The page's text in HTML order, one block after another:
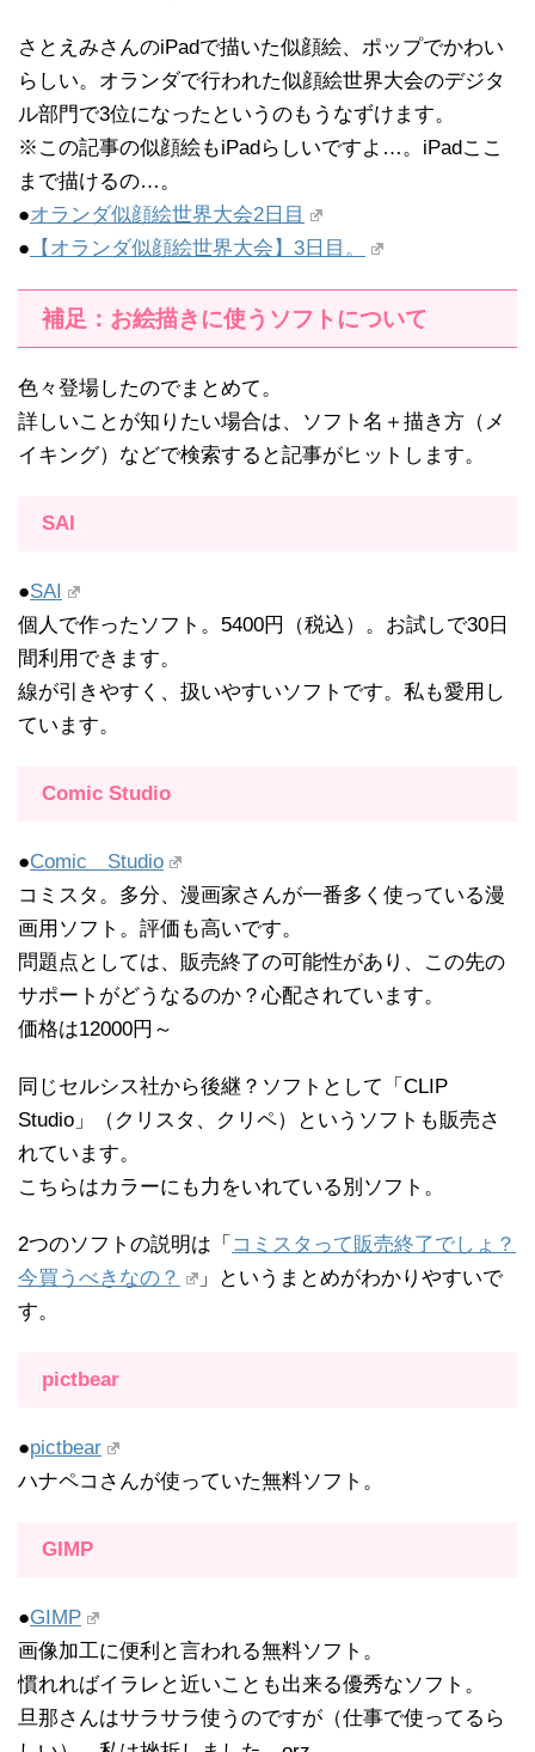
さとえみさんのiPadで描いた似顔絵、ポップでかわい
らしい。オランダで行われた似顔絵世界大会のデジタ
ル部門で3位になったというのもうなずけます。
※この記事の似顔絵もiPadらしいですよ…。iPadここ
まで描けるの…。
●オランダ似顔絵世界大会2日目
● 【オランダ似顔絵世界大会】3日目。
補足：お絵描きに使うソフトについて
色々登場したのでまとめて。
詳しいことが知りたい場合は、ソフト名＋描き方（メ
イキング）などで検索すると記事がヒットします。
SAI
●SAI
個人で作ったソフト。5400円（税込）。お試しで30日
間利用できます。
線が引きやすく、扱いやすいソフトです。私も愛用し
ています。
Comic Studio
●Comic Studio
コミスタ。多分、漫画家さんが一番多く使っている漫
画用ソフト。評価も高いです。
問題点としては、販売終了の可能性があり、この先の
サポートがどうなるのか？心配されています。
価格は12000円～
同じセルシス社から後継？ソフトとして「CLIP
Studio」（クリスタ、クリペ）というソフトも販売さ
れています。
こちらはカラーにも力をいれている別ソフト。
2つのソフトの説明は「 コミスタって販売終了でしょ？
今買うべきなの？
」というまとめがわかりやすいで
す。
pictbear
●pictbear
ハナペコさんが使っていた無料ソフト。
GIMP
●GIMP
画像加工に便利と言われる無料ソフト。
慣れればイラレと近いことも出来る優秀なソフト。
旦那さんはサラサラ使うのですが（仕事で使ってるら